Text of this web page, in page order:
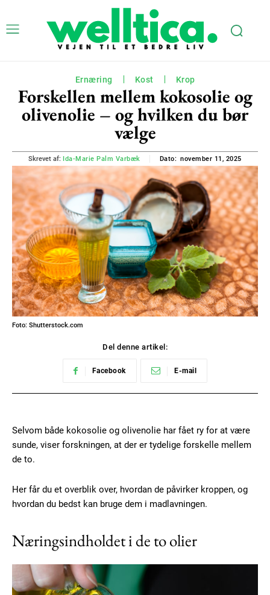
Ernæring Kost Krop
Forskellen mellem kokosolie og
olivenolie – og hvilken du bør
vælge
Skrevet af: Ida-Marie Palm Varbæk Dato: november 11, 2025
Foto: Shutterstock.com
Del denne artikel:
Facebook E-mail
Selvom både kokosolie og olivenolie har fået ry for at være
sunde, viser forskningen, at der er tydelige forskelle mellem
de to.
Her får du et overblik over, hvordan de påvirker kroppen, og
hvordan du bedst kan bruge dem i madlavningen.
Næringsindholdet i de to olier